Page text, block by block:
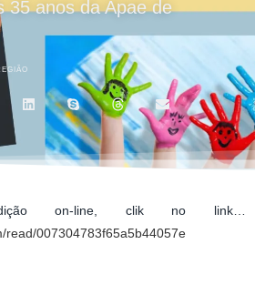
35 anos da Apae de
on-line, clik no link…
read/007304783f65a5b44057e